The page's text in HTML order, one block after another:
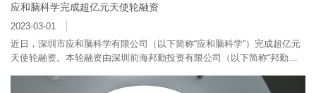
应和脑科学完成超亿元天使轮融资
2023-03-01
近日，深圳市应和脑科学有限公司（以下简称“应和脑科学”）完成超亿元
天使轮融资。本轮融资由深圳前海邦勤投资有限公司（以下简称“邦勤资
业生物医学工程股份有限公司（以下简称“新产业生物”），西交一八九六